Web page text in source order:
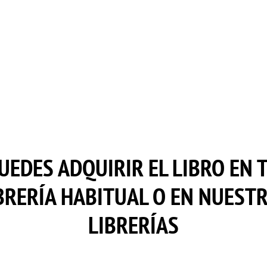
ADQUIRIR EL LIBRO EN
HABITUAL O EN
LIBRERÍAS